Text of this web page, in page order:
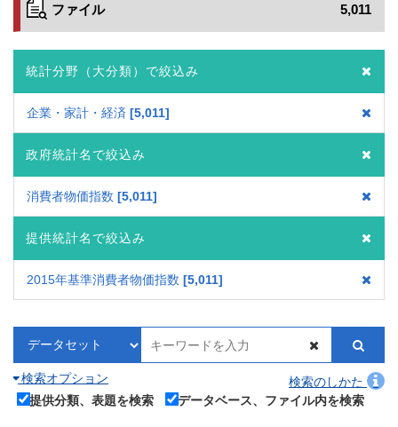
ファイル 5,011
統計分野（大分類）で絞込み
企業・家計・経済 5,011
政府統計名で絞込み
消費者物価指数 5,011
提供統計名で絞込み
2015年基準消費者物価指数 5,011
検索オプション
検索のしかた
提供分類、表題を検索
データベース、ファイル内を検索